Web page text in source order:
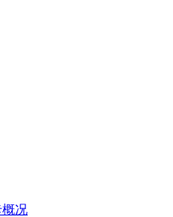
况